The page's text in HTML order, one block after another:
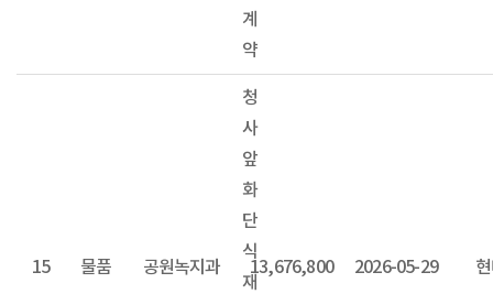
계
약
15 물품 공원녹지과
청
사
앞
화
단
식
재
13,676,800 2026-05-29